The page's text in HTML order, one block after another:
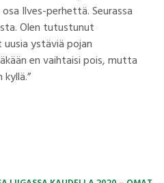
Ilves-perhettä. Seurassa
Olen tutustunut
ystäviä pojan
en vaihtaisi pois, mutta